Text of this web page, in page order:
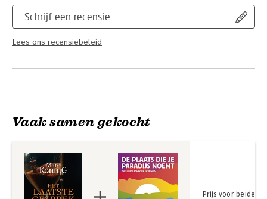
Schrijf een recensie
Lees ons recensiebeleid
Vaak samen gekocht
Prijs voor beide